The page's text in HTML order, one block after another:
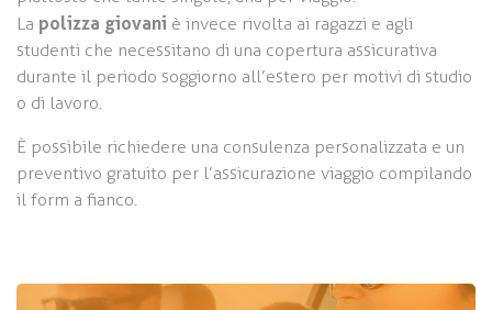
La polizza giovani è invece rivolta ai ragazzi e agli
studenti che necessitano di una copertura assicurativa
durante il periodo soggiorno all’estero per motivi di studio
o di lavoro.
È possibile richiedere una consulenza personalizzata e un
preventivo gratuito per l’assicurazione viaggio compilando
il form a fianco.